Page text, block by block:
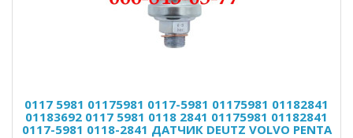
0117 5981 01175981 0117-5981 01175981 01182841
01183692 0117 5981 0118 2841 01175981 01182841
0117-5981 0118-2841 ДАТЧИК DEUTZ VOLVO PENTA